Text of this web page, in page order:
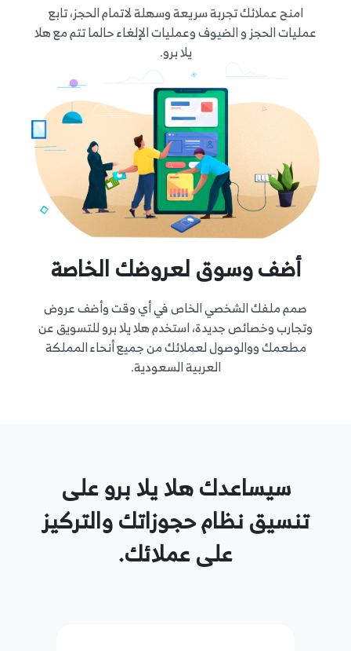
امنح عملائك تجربة سريعة وسهلة لاتمام الحجز، تابع
عمليات الحجز و الضيوف وعمليات الإلغاء حالما تتم مع هلا
يلا برو.
أضف وسوق لعروضك الخاصة
صمم ملفك الشخصي الخاص في أي وقت وأضف عروض
وتجارب وخصائص جديدة، استخدم هلا يلا برو للتسويق عن
مطعمك ووالوصول لعملائك من جميع أنحاء المملكة
العربية السعودية.
سيساعدك هلا يلا برو على
تنسيق نظام حجوزاتك والتركيز
على عملائك.